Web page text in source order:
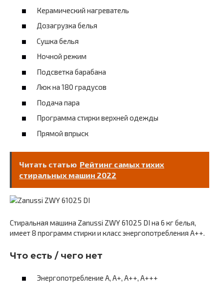
Керамический нагреватель
Дозагрузка белья
Сушка белья
Ночной режим
Подсветка барабана
Люк на 180 градусов
Подача пара
Программа стирки верхней одежды
Прямой впрыск
Читать статью Рейтинг самых тихих
стиральных машин 2022
Стиральная машина Zanussi ZWY 61025 DI на 6 кг белья,
имеет 8 программ стирки и класс энергопотребления A++.
Что есть / чего нет
Энергопотребление A, А+, А++, А+++